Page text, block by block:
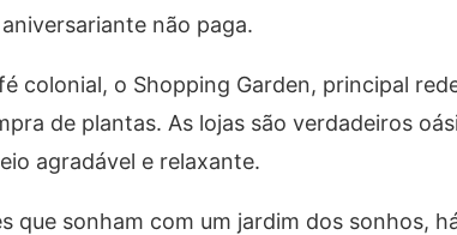
não paga.
colonial, o Shopping Garden, principal
de plantas. As lojas são verdadeiros
agradável e relaxante.
que sonham com um jardim dos sonhos,